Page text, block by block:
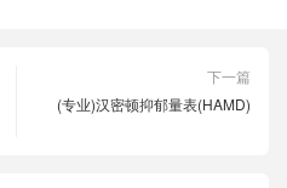
下一篇
(专业)汉密顿抑郁量表(HAMD)